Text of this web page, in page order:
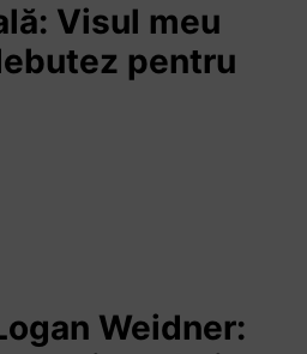
Visul meu
pentru
Weidner: